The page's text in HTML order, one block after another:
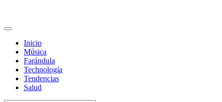
Inicio
Música
Farándula
Technología
Tendencias
Salud